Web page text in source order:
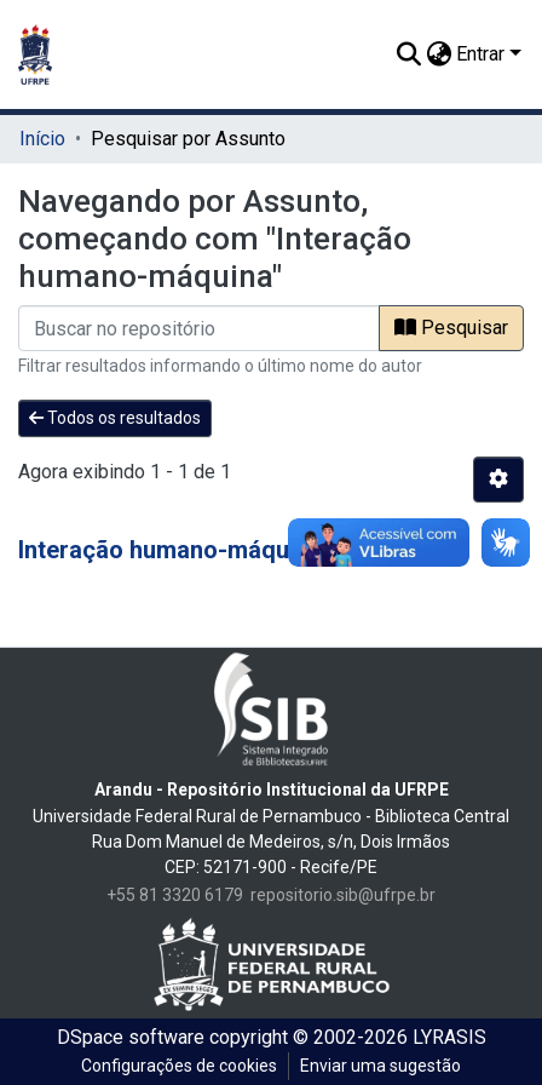
Entrar
Início Pesquisar por Assunto
Navegando por Assunto,
começando com "Interação
humano-máquina"
Pesquisar
Filtrar resultados informando o último nome do autor
Todos os resultados
Agora exibindo 1 - 1 de 1
Interação humano-máquina 14
Arandu - Repositório Institucional da UFRPE
Universidade Federal Rural de Pernambuco - Biblioteca Central
Rua Dom Manuel de Medeiros, s/n, Dois Irmãos
CEP: 52171-900 - Recife/PE
+55 81 3320 6179 repositorio.sib@ufrpe.br
DSpace softwarecopyright © 2002-2026 LYRASIS
Configurações de cookies Enviar uma sugestão